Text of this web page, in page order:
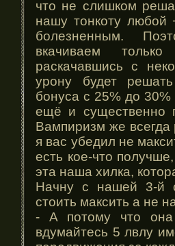
что не слишком
нашу тонкоту любой
болезненным.
вкачиваем
раскачавшись с
урону будет
бонуса с 25% до
ещё и существенно
Вампиризм же
я вас убедил не
есть кое-что
эта наша хилка,
Начну с нашей 3-й
стоить максить а не
- А потому что
вдумайтесь 5 лвлу